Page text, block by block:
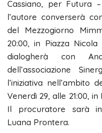
Cassiano, per Futura
l’autore converserà
del Mezzogiorno
20:00, in Piazza
dialogherà con
dell’associazione
l’iniziativa nell’ambito
Venerdì 29, alle 21:00,
Il procuratore sarà
Luana Prontera.